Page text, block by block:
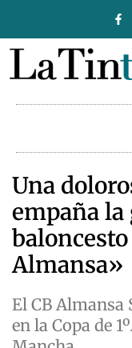
Una
empaña la
Almansa»
El CB Almansa
en la Copa de